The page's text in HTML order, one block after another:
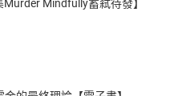
Mindfully蓄弒待發】